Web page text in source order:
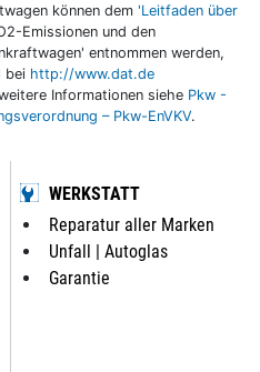
können dem 'Leitfaden über
Emissionen und den
entnommen werden,
bei http://www.dat.de
Informationen siehe Pkw -
– Pkw-EnVKV.
WERKSTATT
Reparatur aller Marken
Unfall | Autoglas
Garantie